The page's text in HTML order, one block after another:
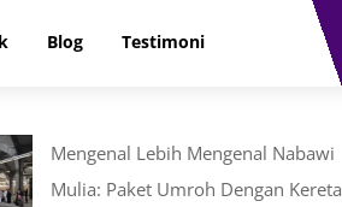
Blog Testimoni
Mengenal Lebih Mengenal Nabawi
Mulia: Paket Umroh Dengan Kereta